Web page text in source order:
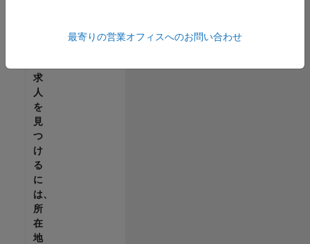
求
人
を
見
つ
け
る
に
は、
所
在
地
最寄りの営業オフィスへのお問い合わせ